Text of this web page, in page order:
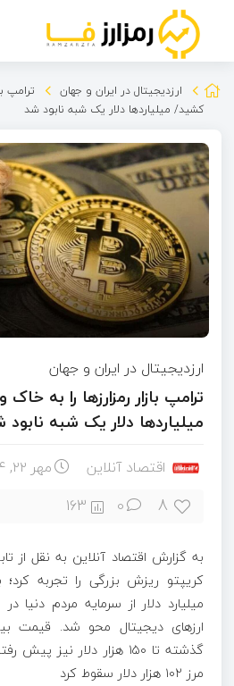
ارزدیجیتال در ایران و جهان
ترامپ
کشید/ میلیاردها دلار یک شبه نابود شد
ارزدیجیتال در ایران و جهان
ترامپ بازار رمزارز‌ها را به
میلیاردها دلار یک شبه
اقتصاد آنلاین مهر ۲۲, ۱۴۰۴
8
0
163
به گزارش اقتصاد آنلاین به نقل از
میلیارد دلار از سرمایه مردم
ارز‌های دیجیتال محو شد. قیمت
گذشته تا ۱۵۰ هزار دلار
مرز ۱۰۲ هزار دلار سقوط کرد